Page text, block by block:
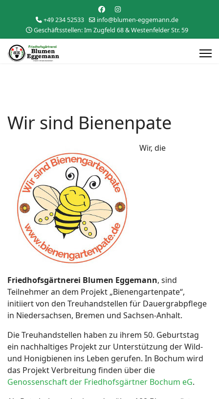
+49 234 52533
info@blumen-eggemann.de
Geschäftsstellen: Im Zugfeld 68 & Westenfelder Str. 59
Wir sind Bienenpate
Wir, die
Friedhofsgärtnerei Blumen Eggemann, sind
Teilnehmer an dem Projekt „Bienengartenpate“,
initiiert von den Treuhandstellen für Dauergrabpflege
in Niedersachsen, Bremen und Sachsen-Anhalt.
Die Treuhandstellen haben zu ihrem 50. Geburtstag
ein nachhaltiges Projekt zur Unterstützung der Wild-
und Honigbienen ins Leben gerufen. In Bochum wird
das Projekt Verbreitung finden über die
Genossenschaft der Friedhofsgärtner Bochum eG.